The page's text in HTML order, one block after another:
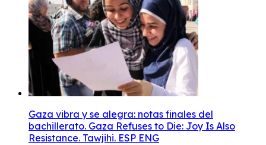
Gaza vibra y se alegra: notas finales del
bachillerato. Gaza Refuses to Die: Joy Is Also
Resistance. Tawjihi. ESP ENG